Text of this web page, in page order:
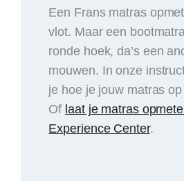
Een Frans matras
vlot. Maar een
ronde hoek, da’s een
mouwen. In onze
je hoe je jouw matras
Of laat je matras
Experience Center.